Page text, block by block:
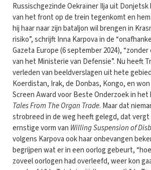
Russischgezinde Oekraïner Ilja uit
van het front op de trein tegenkomt en
hij haar naar zijn bataljon wil brengen in
risiko”, schrijft Inna Karpova in de
Gazeta Europe (6 september 2024),
van het Ministerie van Defensie”. Nu heeft
verleden van beeldverslagen uit hete
Koerdistan, Irak, de Donbas, Kongo, en won
Screen Award voor Beste Onderzoek in het
Tales From The Organ Trade. Maar dat
strobreed in de weg heeft gelegd, dat
ernstige vorm van Willing Suspension of
volgens Karpova ook haar onbevangen
begrijpen wat er in een oorlog gebeurt,
zoveel oorlogen had overleefd, weer kon